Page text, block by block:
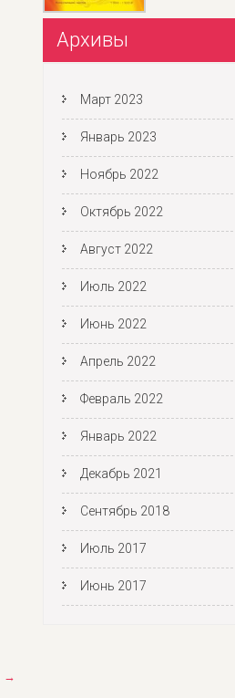
→
Архивы
Март 2023
Январь 2023
Ноябрь 2022
Октябрь 2022
Август 2022
Июль 2022
Июнь 2022
Апрель 2022
Февраль 2022
Январь 2022
Декабрь 2021
Сентябрь 2018
Июль 2017
Июнь 2017